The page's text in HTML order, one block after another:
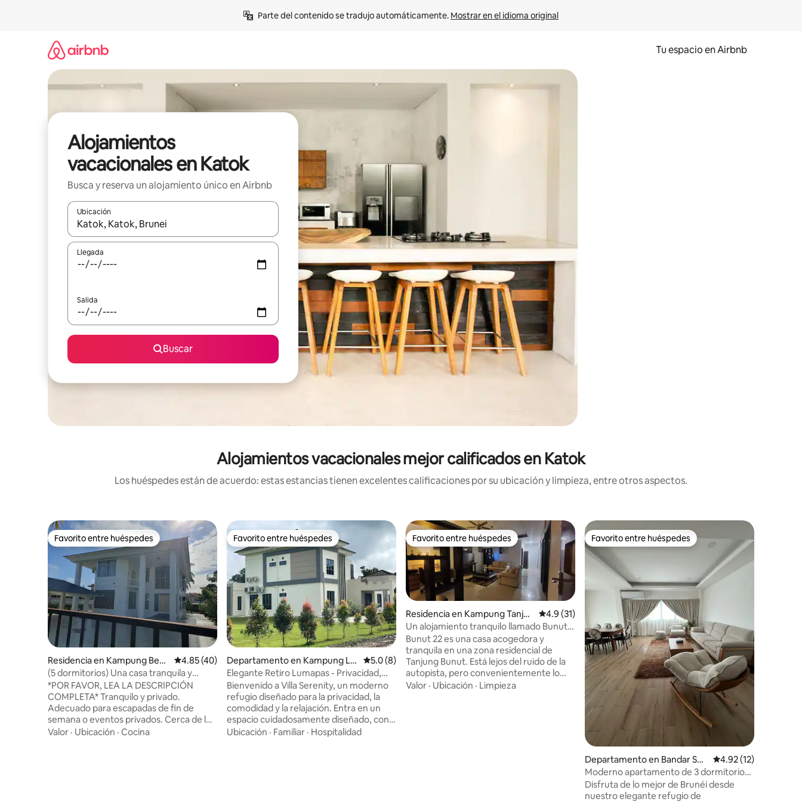
Parte del contenido se tradujo automáticamente. Mostrar en el idioma original
Tu espacio en Airbnb
Alojamientos
vacacionales en Katok
Busca y reserva un alojamiento único en Airbnb
Ubicación
Cuando los resultados estén disponibles, podrás navegar usando las teclas de las flechas hacia arriba y hacia abajo, o bien tocando y deslizando la pantalla.
Llegada
Salida
Buscar
Alojamientos vacacionales mejor calificados en Katok
Los huéspedes están de acuerdo: estas estancias tienen excelentes calificaciones por su ubicación y limpieza, entre otros aspectos.
Favorito entre huéspedes
Favorito entre huéspedes
Residencia en Kampung Beba
tik
Calificación promedio: 4.85 de 5; 40 evaluaciones
4.85 (40)
(5 dormitorios) Una casa tranquila y
privada
*POR FAVOR, LEA LA DESCRIPCIÓN
COMPLETA* Tranquilo y privado.
Adecuado para escapadas de fin de
semana o eventos privados. Cerca de los
servicios. Servicio de transporte desde y
Valor · Ubicación · Cocina
Favorito entre huéspedes
Favorito entre huéspedes
Departamento en Kampung Lu
mapas
Calificación promedio: 5.0 de 5; 8 evaluaciones
5.0 (8)
Elegante Retiro Lumapas - Privacidad,
estilo y comodidad
Bienvenido a Villa Serenity, un moderno
refugio diseñado para la privacidad, la
comodidad y la relajación. Entra en un
espacio cuidadosamente diseñado, con
interiores acogedores y un ambiente
Ubicación · Familiar · Hospitalidad
Favorito entre huéspedes
Favorito entre huéspedes
Residencia en Kampung Tanjon
g Bunut
Calificación promedio: 4.9 de 5; 31 evaluaciones
4.9 (31)
Un alojamiento tranquilo llamado Bunut
22
Bunut 22 es una casa acogedora y
tranquila en una zona residencial de
Tanjung Bunut. Está lejos del ruido de la
autopista, pero convenientemente lo
suficientemente cerca de una variedad
Valor · Ubicación · Limpieza
Favorito entre huéspedes
Favorito entre huéspedes
Departamento en Bandar Seri
Begawan
Calificación
4.92 (12)
Moderno apartamento de 3 dormitorios
en el corazón de Gadong
Disfruta de lo mejor de Brunéi desde
nuestro elegante refugio de